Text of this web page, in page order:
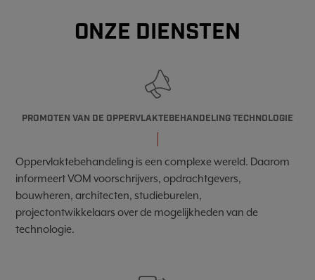
ONZE DIENSTEN
PROMOTEN VAN DE OPPERVLAKTEBEHANDELING TECHNOLOGIE
Oppervlaktebehandeling is een complexe wereld. Daarom
informeert VOM voorschrijvers, opdrachtgevers,
bouwheren, architecten, studieburelen,
projectontwikkelaars over de mogelijkheden van de
technologie.